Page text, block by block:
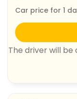
Car price for 1
The driver will be